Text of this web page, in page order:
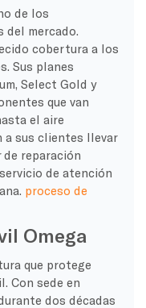
de los
del mercado.
cobertura a los
Sus planes
Select Gold y
que van
el aire
a sus clientes llevar
reparación
de atención
proceso de
Omega
que protege
Con sede en
dos décadas